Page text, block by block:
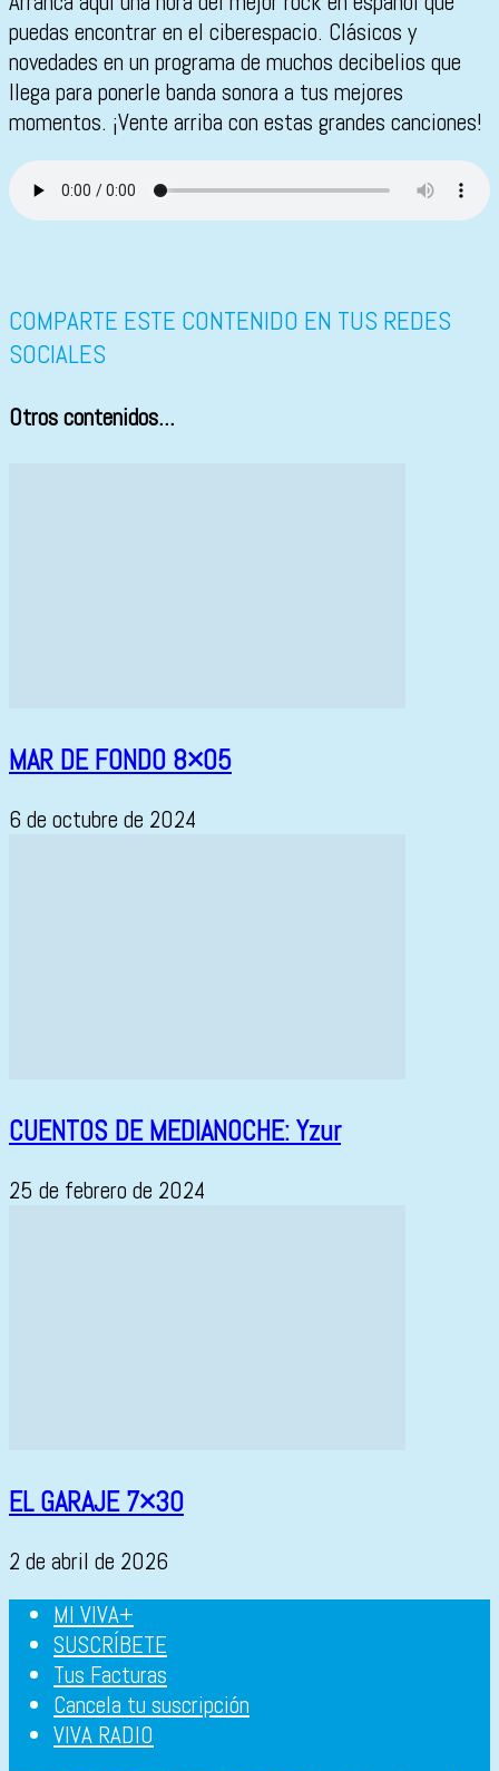
puedas encontrar en el ciberespacio. Clásicos y
novedades en un programa de muchos decibelios que
llega para ponerle banda sonora a tus mejores
momentos. ¡Vente arriba con estas grandes canciones!
COMPARTE ESTE CONTENIDO EN TUS REDES
SOCIALES
Otros contenidos...
MAR DE FONDO 8×05
6 de octubre de 2024
CUENTOS DE MEDIANOCHE: Yzur
25 de febrero de 2024
EL GARAJE 7×30
2 de abril de 2026
MI VIVA+
SUSCRÍBETE
Tus Facturas
Cancela tu suscripción
VIVA RADIO